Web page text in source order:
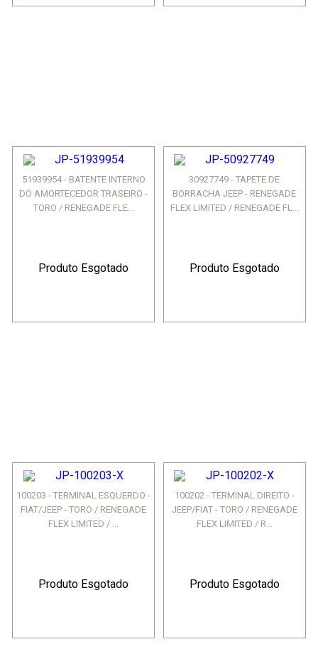
51939954 - BATENTE INTERNO
DO AMORTECEDOR TRASEIRO -
TORO / RENEGADE FLE...
Produto Esgotado
30927749 - TAPETE DE
BORRACHA JEEP - RENEGADE
FLEX LIMITED / RENEGADE FL...
Produto Esgotado
100203 - TERMINAL ESQUERDO -
FIAT/JEEP - TORO / RENEGADE
FLEX LIMITED / ...
Produto Esgotado
100202 - TERMINAL DIREITO -
JEEP/FIAT - TORO / RENEGADE
FLEX LIMITED / R...
Produto Esgotado